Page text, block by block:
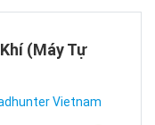
(Máy Tự
Vietnam